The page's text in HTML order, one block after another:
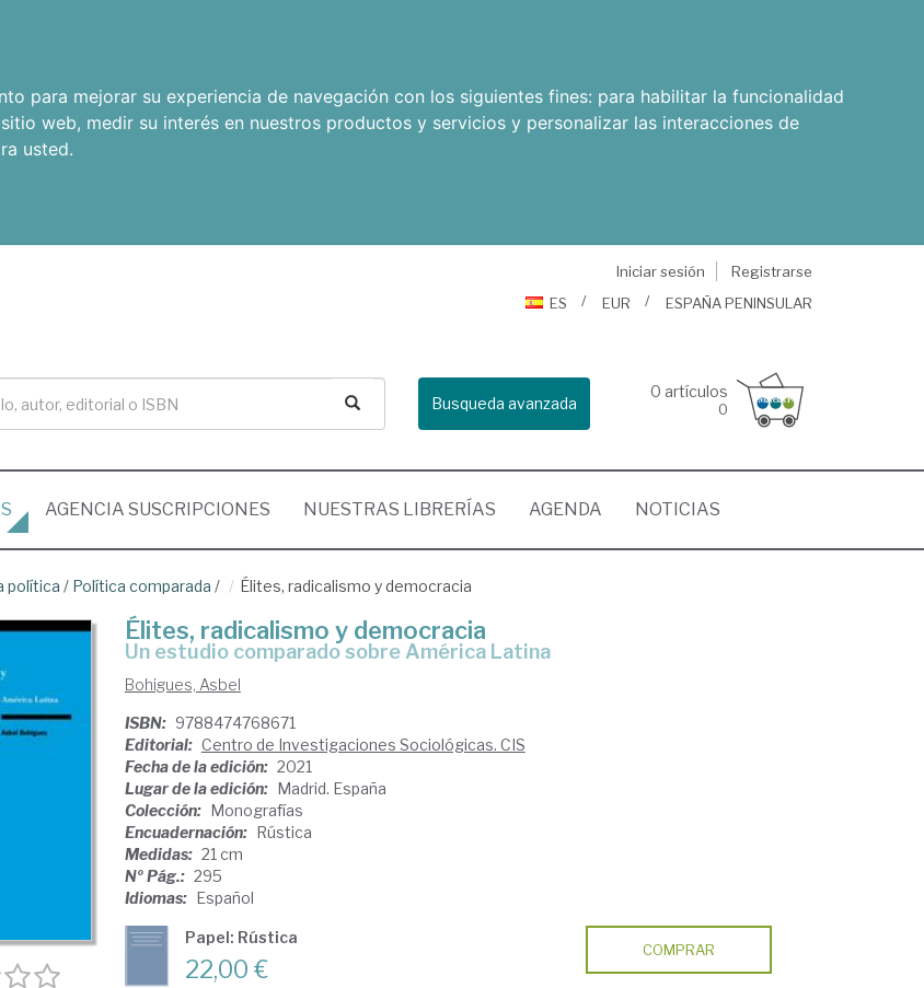
para mejorar su experiencia de navegación con los siguientes fines: para habilitar la funcionalidad
web, medir su interés en nuestros productos y servicios y personalizar las interacciones de
usted.
Iniciar sesión
Registrarse
ES
EUR ESPAÑA PENINSULAR
Busqueda avanzada
0 artículos
0
AGENCIA SUSCRIPCIONES NUESTRAS LIBRERÍAS AGENDA NOTICIAS
política / Política comparada / Élites, radicalismo y democracia
Élites, radicalismo y democracia
un estudio comparado sobre América Latina
Bohigues, Asbel
ISBN: 9788474768671
Editorial: Centro de Investigaciones Sociológicas. CIS
Fecha de la edición: 2021
Lugar de la edición: Madrid. España
Colección: Monografías
Encuadernación: Rústica
Medidas: 21 cm
Nº Pág.: 295
Idiomas: Español
Papel: Rústica
22,00 €
COMPRAR